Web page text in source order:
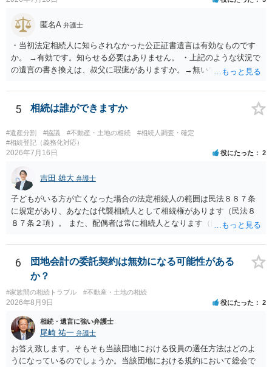
匿名A 弁護士
・当初法定相続人に知らされなかった公正証書遺言は有効なものです
か。 →有効です。知らせる必要はありません。 ・上記のような状況で
の遺言の書き換えは、叔父に瑕疵がありますか。→無いです。 ・分割
ますか。 →本人が自由に決められますので、どこが妥当とは言えない
です。客観的な基準もありません。 ・できれば穏やかに、分割を拒否
することはできますか。 →分割を拒否するということは、遺産はいら
ないということでしょうか。遺言で、受取を指定されててもいらない
と拒否することはできます。理由を説明する必要はありません。
5 相続は誰ができますか
#遺産分割 #協議 #不動産・土地の相続
#相続人調査・確定
#相続登記（義務化対応）
2026年7月16日 役にたった 2
吉田 雄大 弁護士
子どもがいる方が亡くなった場合の法定相続人の範囲は民法８８７条
に規定があり、あなたは代襲相続人として相続権があります（民法８
８７条２項）。 また、配偶者は常に相続人となります（民法８９０
も相続権があります。つまり、孫５人に加えて「おじ又はおば」にも
相続権がある可能性があります。
6
団地会計の委託契約は無効になる可能性がある
か？
#家族間の相続トラブル #不動産・土地の相続
2026年8月9日 役にたった 2
相続・遺言に強い弁護士
尾崎 祐一 弁護士
お答え致します。そもそも当該団地における役員の選任方法はどのよ
うになっているのでしょうか。当該団地における規約において総会で